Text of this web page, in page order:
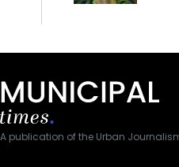
A publication of the Urban